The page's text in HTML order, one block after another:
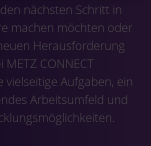
nächsten Schritt in
machen möchten oder
Herausforderung
METZ CONNECT
vielseitige Aufgaben, ein
Arbeitsumfeld und